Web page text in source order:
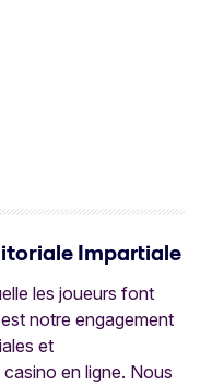
Impartiale
les joueurs font
notre engagement
et
en ligne. Nous